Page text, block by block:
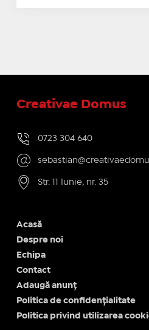
Creativae Domus
0723 304 640
Str. 11 Iunie, nr. 35
Acasă
Despre noi
Echipa
Contact
Adaugă anunț
Politica de confidențialitate
Politica privind utilizarea